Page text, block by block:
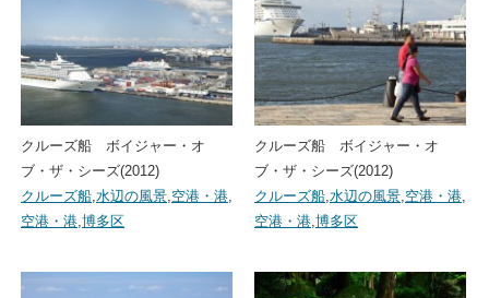
クルーズ船 ボイジャー・オ
ブ・ザ・シーズ(2012)
クルーズ船,水辺の風景,空港・港,
空港・港,博多区
クルーズ船 ボイジャー・オ
ブ・ザ・シーズ(2012)
クルーズ船,水辺の風景,空港・港,
空港・港,博多区